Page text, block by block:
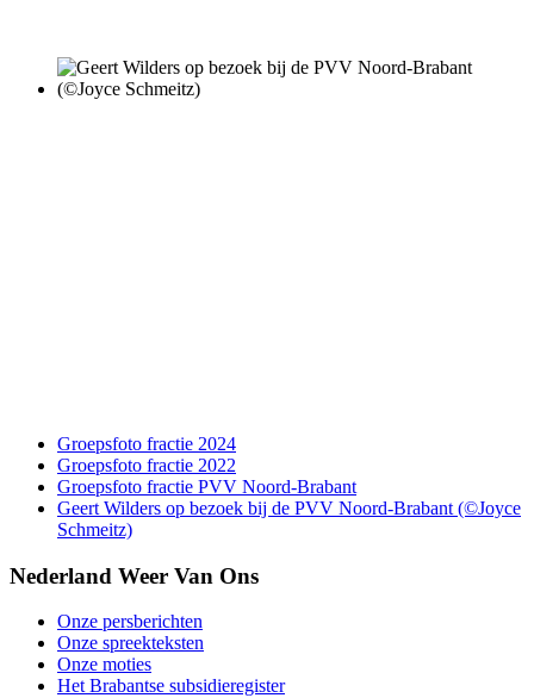
Groepsfoto fractie 2024
Groepsfoto fractie 2022
Groepsfoto fractie PVV Noord-Brabant
Geert Wilders op bezoek bij de PVV Noord-Brabant (©Joyce
Schmeitz)
Nederland Weer Van Ons
Onze persberichten
Onze spreekteksten
Onze moties
Het Brabantse subsidieregister